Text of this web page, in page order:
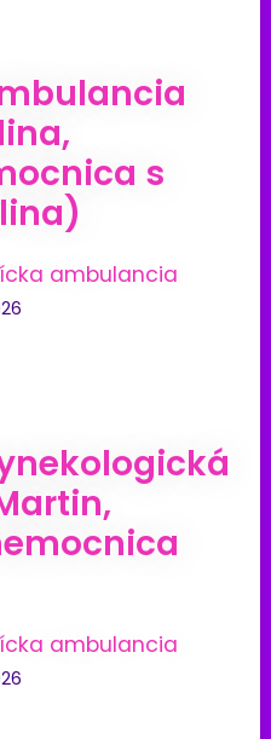
s
ambulancia
ambulancia